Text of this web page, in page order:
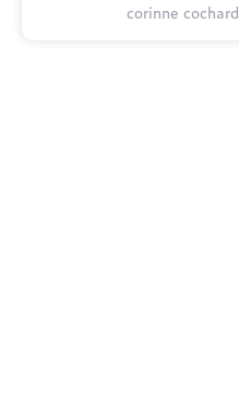
corinne cochard